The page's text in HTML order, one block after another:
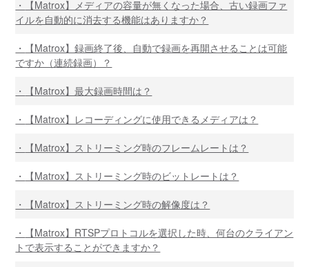
【Matrox】メディアの容量が無くなった場合、古い録画ファ
イルを自動的に消去する機能はありますか？
【Matrox】録画終了後、自動で録画を再開させることは可能
ですか（連続録画）？
【Matrox】最大録画時間は？
【Matrox】レコーディングに使用できるメディアは？
【Matrox】ストリーミング時のフレームレートは？
【Matrox】ストリーミング時のビットレートは？
【Matrox】ストリーミング時の解像度は？
【Matrox】RTSPプロトコルを選択した時、何台のクライアン
トで表示することができますか？